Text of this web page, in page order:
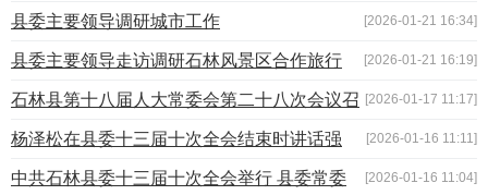
作 [2026-01-21 16:34]
县委主要领导调研城市工作
[2026-01-21 16:19]
县委主要领导走访调研石林风景区合作旅行
社推动文旅产业高质量发展 [2026-01-17 11:17]
石林县第十八届人大常委会第二十八次会议召
开 [2026-01-16 11:11]
杨泽松在县委十三届十次全会结束时讲话强
调:锚定目标 务实苦干 奋进“十五五” 开创石林高质量发展新局
[2026-01-16 11:04]
中共石林县委十三届十次全会举行 县委常委